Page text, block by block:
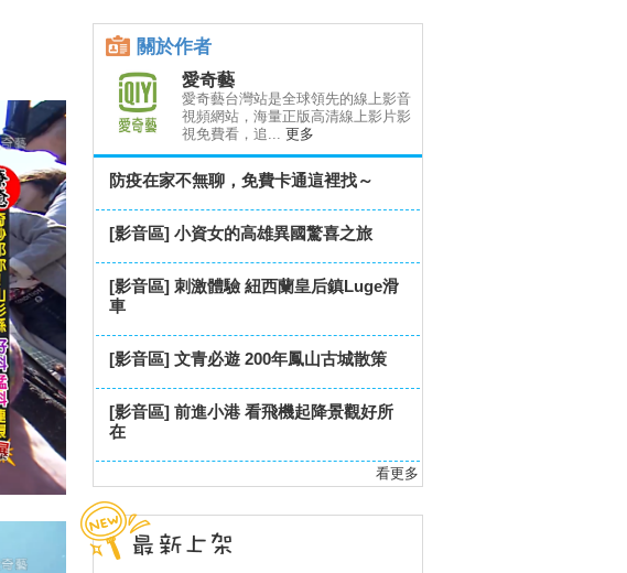
關於作者
愛奇藝
愛奇藝台灣站是全球領先的線上影音
視頻網站，海量正版高清線上影片影
視免費看，追... 更多
防疫在家不無聊，免費卡通這裡找～
[影音區] 小資女的高雄異國驚喜之旅
[影音區] 刺激體驗 紐西蘭皇后鎮Luge滑
車
[影音區] 文青必遊 200年鳳山古城散策
[影音區] 前進小港 看飛機起降景觀好所
在
看更多